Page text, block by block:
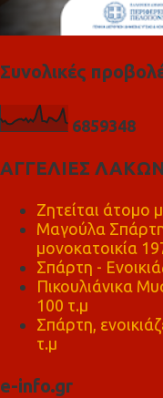
Συνολικές
6859348
ΑΓΓΕΛΙΕΣ
Ζητείται άτομο
Μαγούλα
μονοκατοικία
Σπάρτη -
Πικουλιάνικα
100 τ.μ
Σπάρτη,
τ.μ
e-info.gr